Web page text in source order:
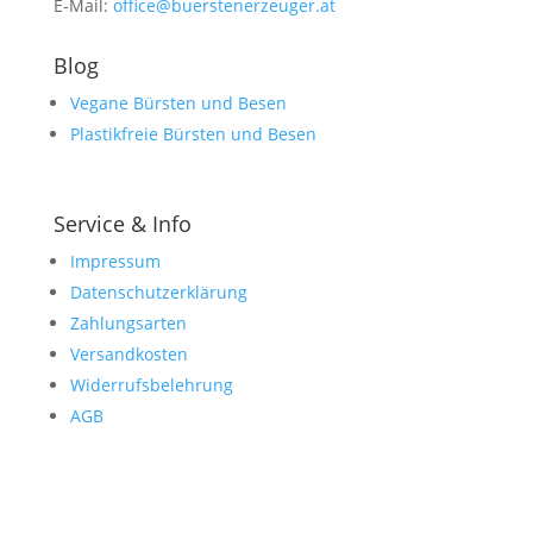
E-Mail: office@buerstenerzeuger.at
Blog
Vegane Bürsten und Besen
Plastikfreie Bürsten und Besen
Service & Info
Impressum
Datenschutzerklärung
Zahlungsarten
Versandkosten
Widerrufsbelehrung
AGB